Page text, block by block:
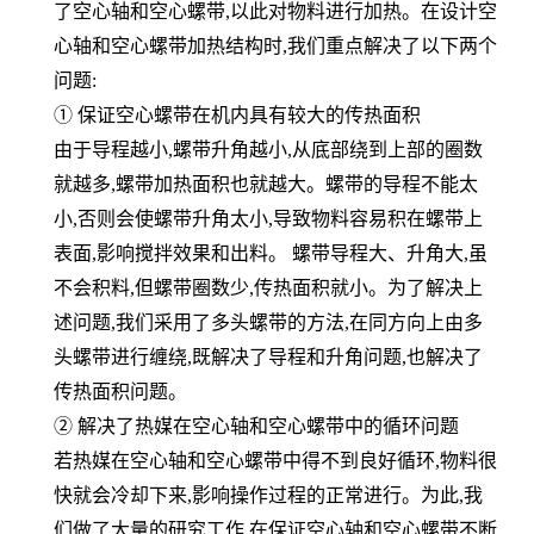
了空心轴和空心螺带,以此对物料进行加热。在设计空
心轴和空心螺带加热结构时,我们重点解决了以下两个
问题:
① 保证空心螺带在机内具有较大的传热面积
由于导程越小,螺带升角越小,从底部绕到上部的圈数
就越多,螺带加热面积也就越大。螺带的导程不能太
小,否则会使螺带升角太小,导致物料容易积在螺带上
表面,影响搅拌效果和出料。 螺带导程大、升角大,虽
不会积料,但螺带圈数少,传热面积就小。为了解决上
述问题,我们采用了多头螺带的方法,在同方向上由多
头螺带进行缠绕,既解决了导程和升角问题,也解决了
传热面积问题。
② 解决了热媒在空心轴和空心螺带中的循环问题
若热媒在空心轴和空心螺带中得不到良好循环,物料很
快就会冷却下来,影响操作过程的正常进行。为此,我
们做了大量的研究工作,在保证空心轴和空心螺带不断